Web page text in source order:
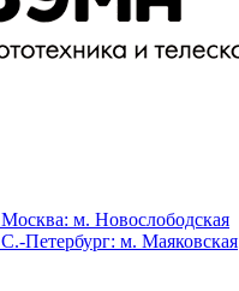
Москва: м. Новослободская
С.-Петербург: м. Маяковская